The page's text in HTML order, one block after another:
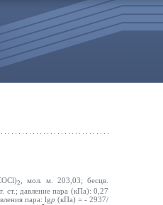
2
, мол. м. 203,03; бесцв.
ст.; давление пара (кПа): 0,27
пара: lgp (кПа) = - 2937/